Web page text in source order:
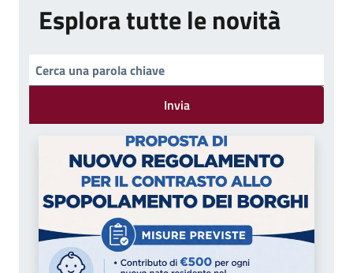
Esplora tutte le novità
Invia